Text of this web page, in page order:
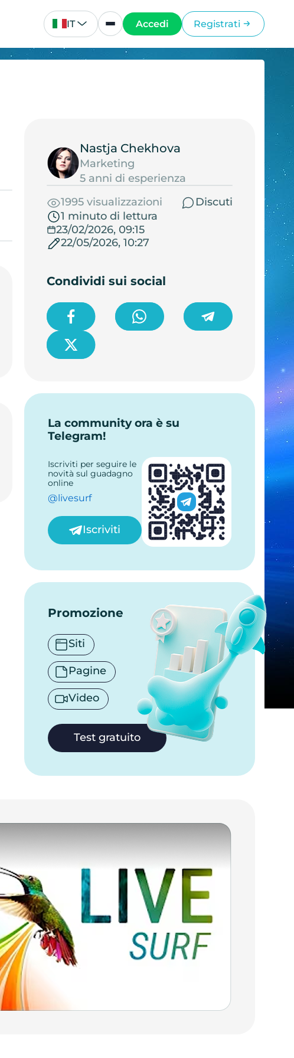
IT Accedi Registrati
Nastja Chekhova
Marketing
5 anni di esperienza
1995 visualizzazioni
Discuti
1 minuto di lettura
23/02/2026, 09:15
22/05/2026, 10:27
Condividi sui social
La community ora è su
Telegram!
Iscriviti per seguire le
novità sul guadagno
online
@livesurf
Iscriviti
Promozione
Siti
Pagine
Video
Test gratuito